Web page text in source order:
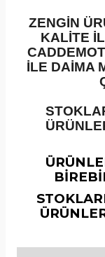
ZENGİN
KALİTE
İLE DAİMA